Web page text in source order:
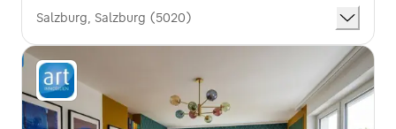
Salzburg, Salzburg (5020)